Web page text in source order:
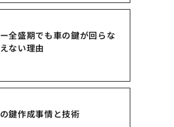
全盛期でも車の鍵が回らな
ない理由
鍵作成事情と技術